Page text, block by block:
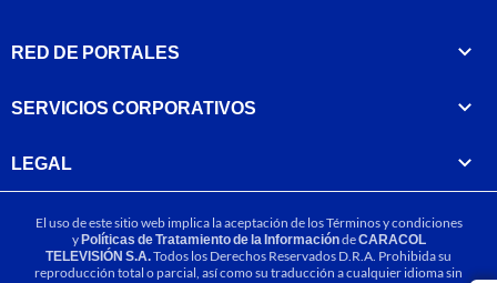
RED DE PORTALES
SERVICIOS CORPORATIVOS
LEGAL
El uso de este sitio web implica la aceptación de losTérminos y condiciones
yPolíticas de Tratamiento de la InformacióndeCARACOL
TELEVISIÓN S.A.Todos los Derechos Reservados D.R.A. Prohibida su
reproducción total o parcial, así como su traducción a cualquier idioma sin